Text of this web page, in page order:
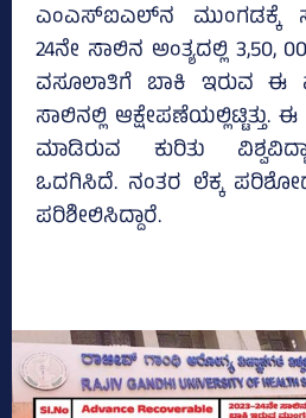
ಎಂಎಸ್‌ಐಎಲ್‌ನ ಮುಂಗಡಕ್ಕೆ
24ನೇ ಸಾಲಿನ ಅಂತ್ಯದಲ್ಲಿ 3,50,
ವಸೂಲಾತಿಗೆ ಬಾಕಿ ಇರುವ ಈ
ಸಾಲಿನಲ್ಲಿ ಆಕ್ಷೇಪಣೆಯಲ್ಲಿಟ್ಟಿತ್ತು.
ಮಾಡಿರುವ ಕುರಿತು
ಒದಗಿಸಿದೆ. ನಂತರ ಲೆಕ್ಕ
ಪರಿಶೀಲಿಸಿದ್ದಾರೆ.